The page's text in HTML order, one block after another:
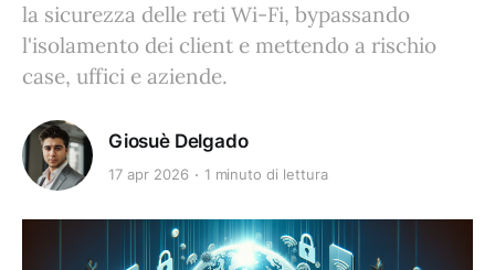
la sicurezza delle reti Wi-Fi, bypassando
l'isolamento dei client e mettendo a rischio
case, uffici e aziende.
Giosuè Delgado
17 apr 2026 1 minuto di lettura